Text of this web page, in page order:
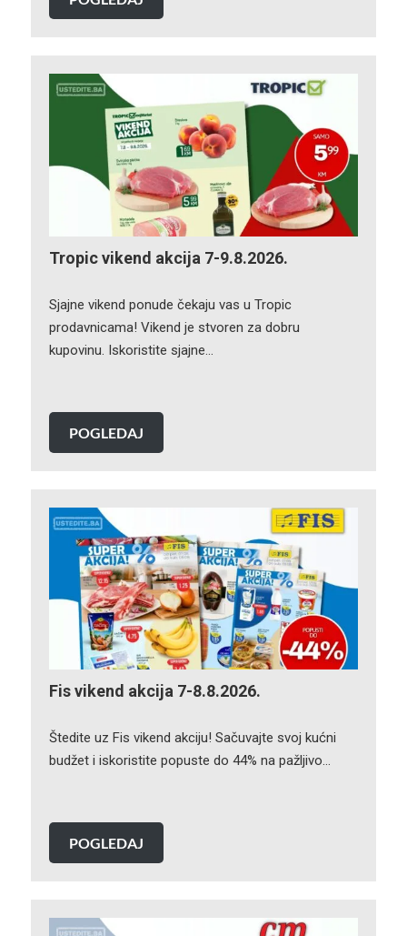
Tropic vikend akcija 7-9.8.2026.
Sjajne vikend ponude čekaju vas u Tropic
prodavnicama! Vikend je stvoren za dobru
kupovinu. Iskoristite sjajne…
POGLEDAJ
Fis vikend akcija 7-8.8.2026.
Štedite uz Fis vikend akciju! Sačuvajte svoj kućni
budžet i iskoristite popuste do 44% na pažljivo…
POGLEDAJ